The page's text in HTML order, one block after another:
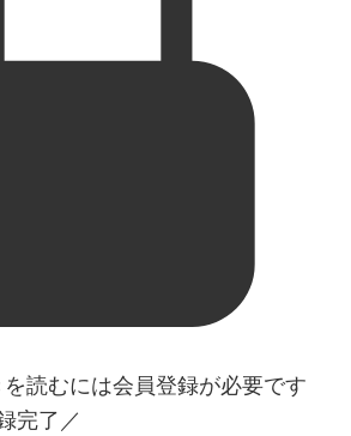
読むには会員登録が必要です
完了／